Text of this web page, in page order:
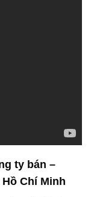
Loan Taiwan
Hidroxit ©